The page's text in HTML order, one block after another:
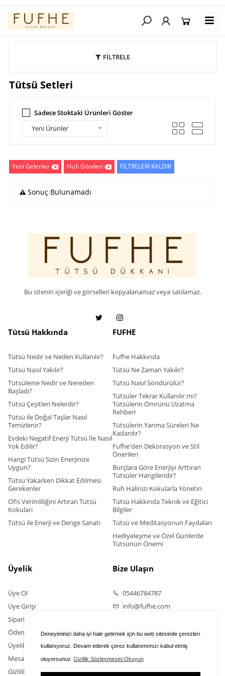
Deneyiminizi daha iyi hale getirmek için bu web sitesinde çerezleri
kullanıyoruz. Devam ederek çerez kullanımımızı kabul etmiş
oluyorsunuz Gizlilik Sözleşmesini Okuyun
FİLTRELE
Tütsü Setleri
Sadece Stoktaki Ürünleri Göster
Yeni Ürünler
Yeni Gelenler Hızlı Gönderi FİLTRELERİ KALDIR
Sonuç Bulunamadı
Bu sitenin içeriği ve görselleri kopyalanamaz veya satılamaz.
Tütsü Hakkında
Tütsü Nedir ve Neden Kullanılır?
Tütsü Nasıl Yakılır?
Tütsüleme Nedir ve Nereden
Başladı?
Tütsü Çeşitleri Nelerdir?
Tütsü ile Doğal Taşlar Nasıl
Temizlenir?
Evdeki Negatif Enerji Tütsü İle Nasıl
Yok Edilir?
Hangi Tütsü Sizin Enerjinize
Uygun?
Tütsü Yakarken Dikkat Edilmesi
Gerekenler
Ofis Verimliliğini Artıran Tütsü
Kokuları
Tütsü ile Enerji ve Denge Sanatı
FUFHE
Fufhe Hakkında
Tütsü Ne Zaman Yakılır?
Tütsü Nasıl Söndürülür?
Tütsüler Tekrar Kullanılır mı?
Tütsülerin Ömrünü Uzatma
Rehberi
Tütsülerin Yanma Süreleri Ne
Kadardır?
Fufhe'den Dekorasyon ve Stil
Önerileri
Burçlara Göre Enerjiyi Arttıran
Tütsüler Hangileridir?
Ruh Halinizi Kokularla Yönetin
Tütsü Hakkında Teknik ve Eğitici
Bilgiler
Tütsü ve Meditasyonun Faydaları
Hediyeleşme ve Özel Günlerde
Tütsünün Önemi
Üyelik
Üye Ol
Üye Girişi
Sipariş Takip
Ödeme Bildirimi Yapın
Üyelik Sözleşmesi
Mesafeli Satış Sözleşmesi
Gizlilik Sözleşmesi
Bize Ulaşın
05446784787
info@fufhe.com